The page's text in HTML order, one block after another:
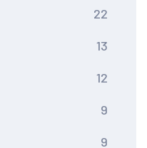
22
13
12
9
9